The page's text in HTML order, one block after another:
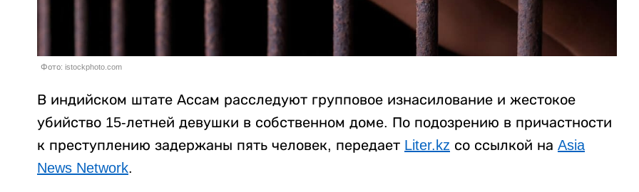
Фото: istockphoto.com
В индийском штате Ассам расследуют групповое изнасилование и жестокое
убийство 15-летней девушки в собственном доме. По подозрению в причастности
к преступлению задержаны пять человек, передает Liter.kz со ссылкой на Asia
News Network.